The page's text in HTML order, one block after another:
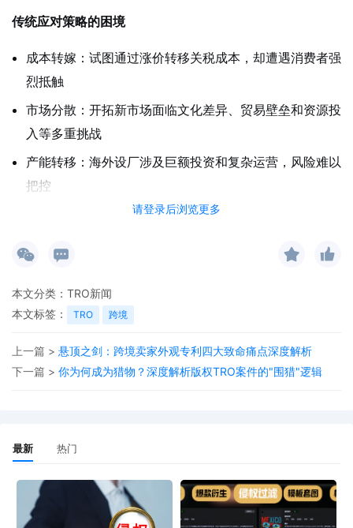
请登录后浏览更多
传统应对策略的困境
成本转嫁：试图通过涨价转移关税成本，却遭遇消费者强
烈抵触
市场分散：开拓新市场面临文化差异、贸易壁垒和资源投
入等多重挑战
产能转移：海外设厂涉及巨额投资和复杂运营，风险难以
把控
一批具有前瞻性的企业通过商业模式创新，成功实现了关税
术服务、知识产权等不同模块，有效降低了关税影响。
成功案例解析
1. 佛山陶瓷：巧用税率差异
烧制服务属于服务贸易范畴
最终关税从25%降至9%
2. 深圳家具：善用知识产权
本文分类： TRO新闻
本文标签：
TRO 跨境
上一篇 > 悬顶之剑：跨境卖家外观专利四大致命痛点深度解析
下一篇 > 你为何成为猎物？深度解析版权TRO案件的"围猎"逻辑
最新 热门